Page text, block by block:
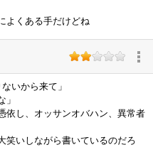
よくある手だけどね
いから来て」
」
依し、オッサンオバハン、異常者
笑いしながら書いているのだろ